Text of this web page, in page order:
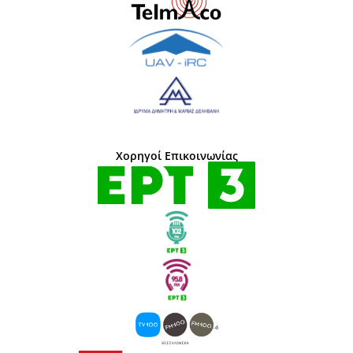
Χορηγοί Επικοινωνίας